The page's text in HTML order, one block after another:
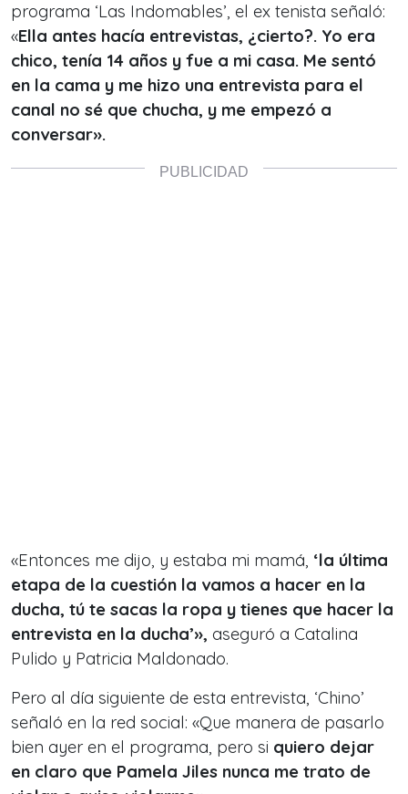
programa ‘Las Indomables’, el ex tenista señaló:
«Ella antes hacía entrevistas, ¿cierto?. Yo era
chico, tenía 14 años y fue a mi casa. Me sentó
en la cama y me hizo una entrevista para el
canal no sé que chucha, y me empezó a
conversar».
«Entonces me dijo, y estaba mi mamá, ‘la última
etapa de la cuestión la vamos a hacer en la
ducha, tú te sacas la ropa y tienes que hacer la
entrevista en la ducha’», aseguró a Catalina
Pulido y Patricia Maldonado.
Pero al día siguiente de esta entrevista, ‘Chino’
señaló en la red social: «Que manera de pasarlo
bien ayer en el programa, pero si quiero dejar
en claro que Pamela Jiles nunca me trato de